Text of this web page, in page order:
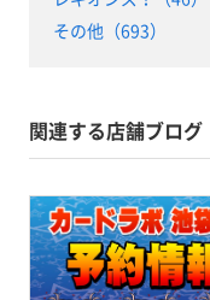
その他（693）
関連する店舗ブログ